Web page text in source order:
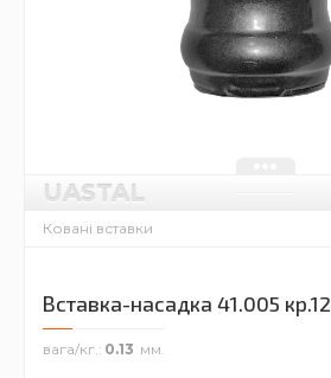
UASTAL
Ковані вставки
Вставка-насадка 41.005 кр.12
вага/кг. 0.13